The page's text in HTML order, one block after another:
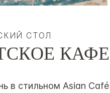
СТОЛ
КАФЕ
в стильном Asian